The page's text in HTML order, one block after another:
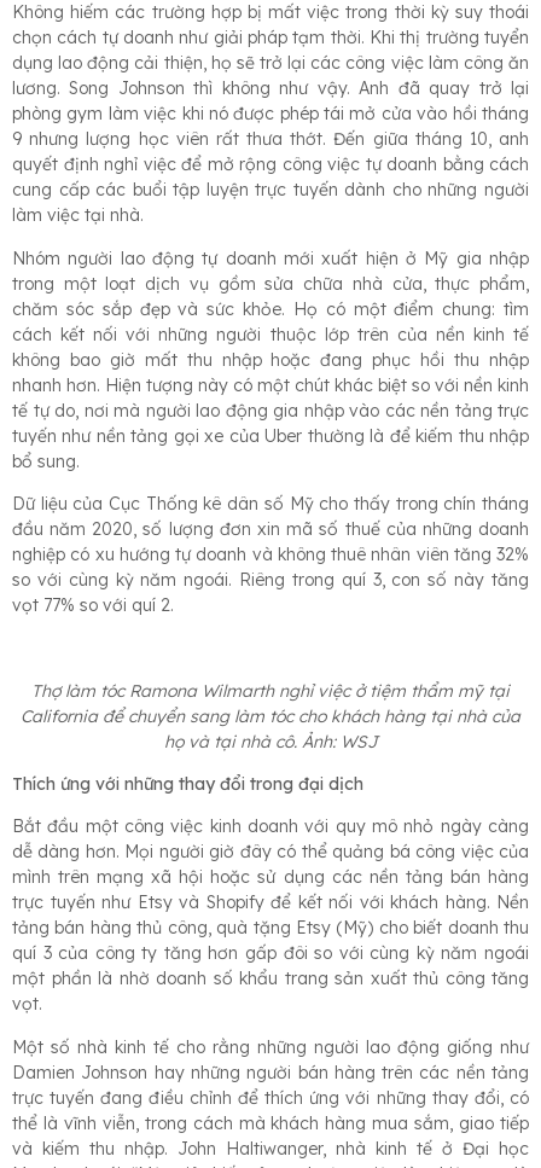
Không hiếm các trường hợp bị mất việc trong thời kỳ suy thoái
chọn cách tự doanh như giải pháp tạm thời. Khi thị trường tuyển
dụng lao động cải thiện, họ sẽ trở lại các công việc làm công ăn
lương. Song Johnson thì không như vậy. Anh đã quay trở lại
phòng gym làm việc khi nó được phép tái mở cửa vào hồi tháng
9 nhưng lượng học viên rất thưa thớt. Đến giữa tháng 10, anh
quyết định nghỉ việc để mở rộng công việc tự doanh bằng cách
cung cấp các buổi tập luyện trực tuyến dành cho những người
làm việc tại nhà.
Nhóm người lao động tự doanh mới xuất hiện ở Mỹ gia nhập
trong một loạt dịch vụ gồm sửa chữa nhà cửa, thực phẩm,
chăm sóc sắp đẹp và sức khỏe. Họ có một điểm chung: tìm
cách kết nối với những người thuộc lớp trên của nền kinh tế
không bao giờ mất thu nhập hoặc đang phục hồi thu nhập
nhanh hơn. Hiện tượng này có một chút khác biệt so với nền kinh
tế tự do, nơi mà người lao động gia nhập vào các nền tảng trực
tuyến như nền tảng gọi xe của Uber thường là để kiếm thu nhập
bổ sung.
Dữ liệu của Cục Thống kê dân số Mỹ cho thấy trong chín tháng
đầu năm 2020, số lượng đơn xin mã số thuế của những doanh
nghiệp có xu hướng tự doanh và không thuê nhân viên tăng 32%
so với cùng kỳ năm ngoái. Riêng trong quí 3, con số này tăng
vọt 77% so với quí 2.
Thợ làm tóc Ramona Wilmarth nghỉ việc ở tiệm thẩm mỹ tại
California để chuyển sang làm tóc cho khách hàng tại nhà của
họ và tại nhà cô. Ảnh: WSJ
Thích ứng với những thay đổi trong đại dịch
Bắt đầu một công việc kinh doanh với quy mô nhỏ ngày càng
dễ dàng hơn. Mọi người giờ đây có thể quảng bá công việc của
mình trên mạng xã hội hoặc sử dụng các nền tảng bán hàng
trực tuyến như Etsy và Shopify để kết nối với khách hàng. Nền
tảng bán hàng thủ công, quà tặng Etsy (Mỹ) cho biết doanh thu
quí 3 của công ty tăng hơn gấp đôi so với cùng kỳ năm ngoái
một phần là nhờ doanh số khẩu trang sản xuất thủ công tăng
vọt.
Một số nhà kinh tế cho rằng những người lao động giống như
Damien Johnson hay những người bán hàng trên các nền tảng
trực tuyến đang điều chỉnh để thích ứng với những thay đổi, có
thể là vĩnh viễn, trong cách mà khách hàng mua sắm, giao tiếp
và kiếm thu nhập. John Haltiwanger, nhà kinh tế ở Đại học